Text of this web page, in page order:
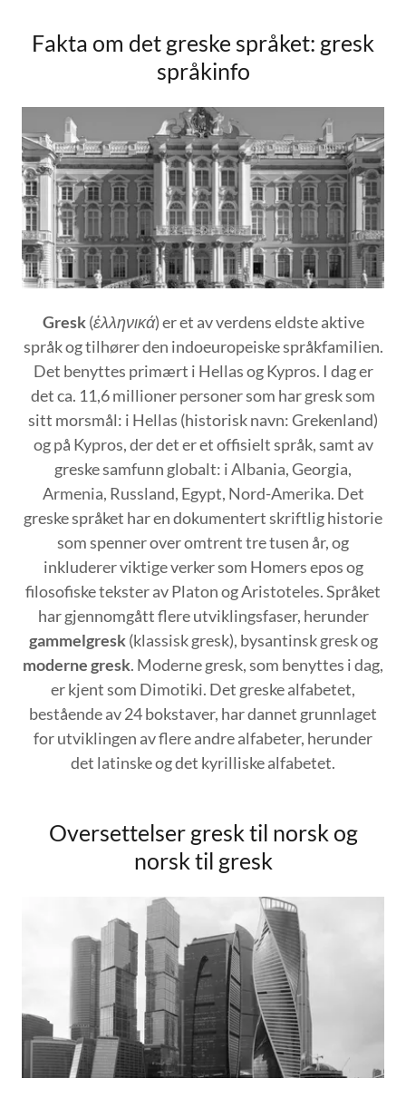
Fakta om det greske språket: gresk
språkinfo
Gresk(ἑλληνικά) er et av verdens eldste aktive
språk og tilhører den indoeuropeiske språkfamilien.
Det benyttes primært i Hellas og Kypros. I dag er
det ca. 11,6 millioner personer som har gresk som
sitt morsmål: i Hellas (historisk navn: Grekenland)
og på Kypros, der det er et offisielt språk, samt av
greske samfunn globalt: i Albania, Georgia,
Armenia, Russland, Egypt, Nord-Amerika. Det
greske språket har en dokumentert skriftlig historie
som spenner over omtrent tre tusen år, og
inkluderer viktige verker som Homers epos og
filosofiske tekster av Platon og Aristoteles. Språket
har gjennomgått flere utviklingsfaser, herunder
gammelgresk(klassisk gresk), bysantinsk gresk og
moderne gresk. Moderne gresk, som benyttes i dag,
er kjent som Dimotiki. Det greske alfabetet,
bestående av 24 bokstaver, har dannet grunnlaget
for utviklingen av flere andre alfabeter, herunder
det latinske og det kyrilliske alfabetet.
Oversettelser gresk til norsk og
norsk til gresk